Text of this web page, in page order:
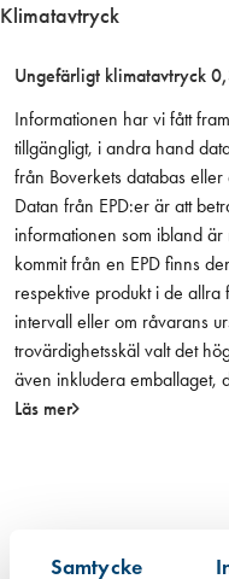
Samtycke
a
B
a
h
c
o
m
ä
n
g
d
Klimatavtryck
Ungefärligt klimatavtryck
Informationen har vi fått
tillgängligt, i andra hand
från Boverkets databas
Datan från EPD:er är att
informationen som ibland
kommit från en EPD finns
respektive produkt i de
intervall eller om råvarans
trovärdighetsskäl valt det
även inkludera emballaget,
Läs mer